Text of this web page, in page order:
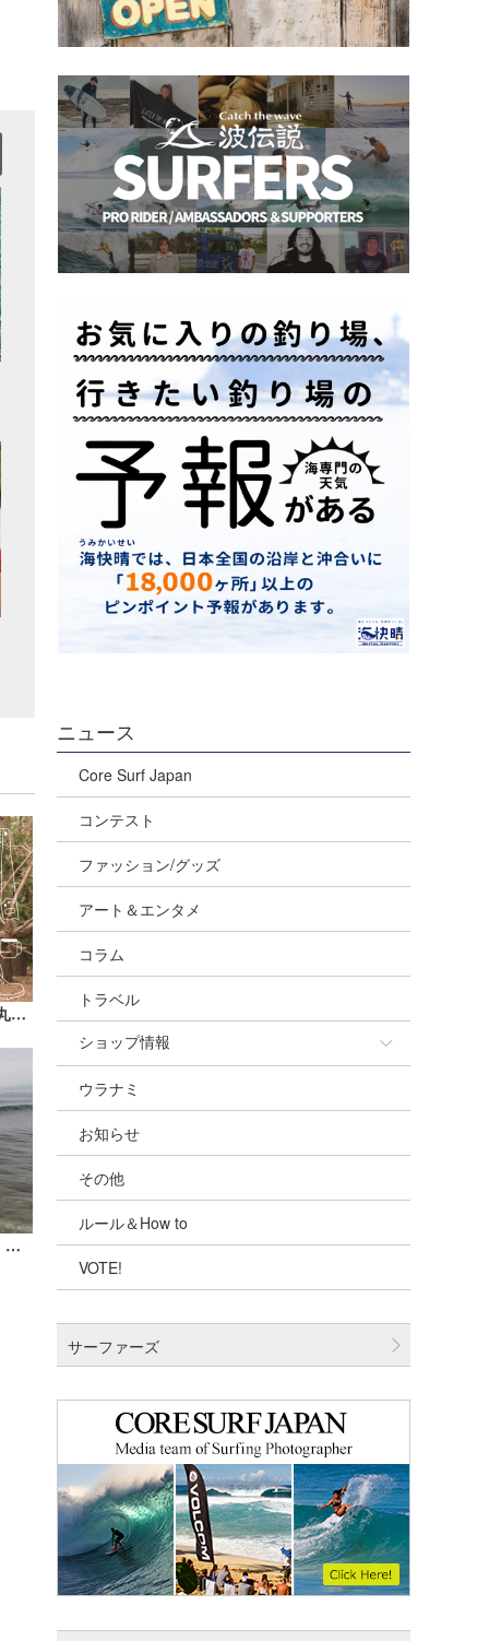
四万十市移住体験ツアー ｢海・山・川 丸ごと体験移住ツアー ｣参加者募集！【広告】
辻堂｜2023/6/1(木)【波伝説ドローン】たっちーの空撮
ニュース
Core Surf Japan
コンテスト
ファッション/グッズ
アート＆エンタメ
コラム
トラベル
ショップ情報
ショップ情報
湘南
千葉北
伊豆
千葉南
四国
沖縄
ウラナミ
お知らせ
その他
ルール＆How to
VOTE!
サーファーズ